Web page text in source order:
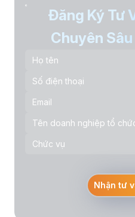
Đăng Ký Tư
Chuyên
Nhận tư